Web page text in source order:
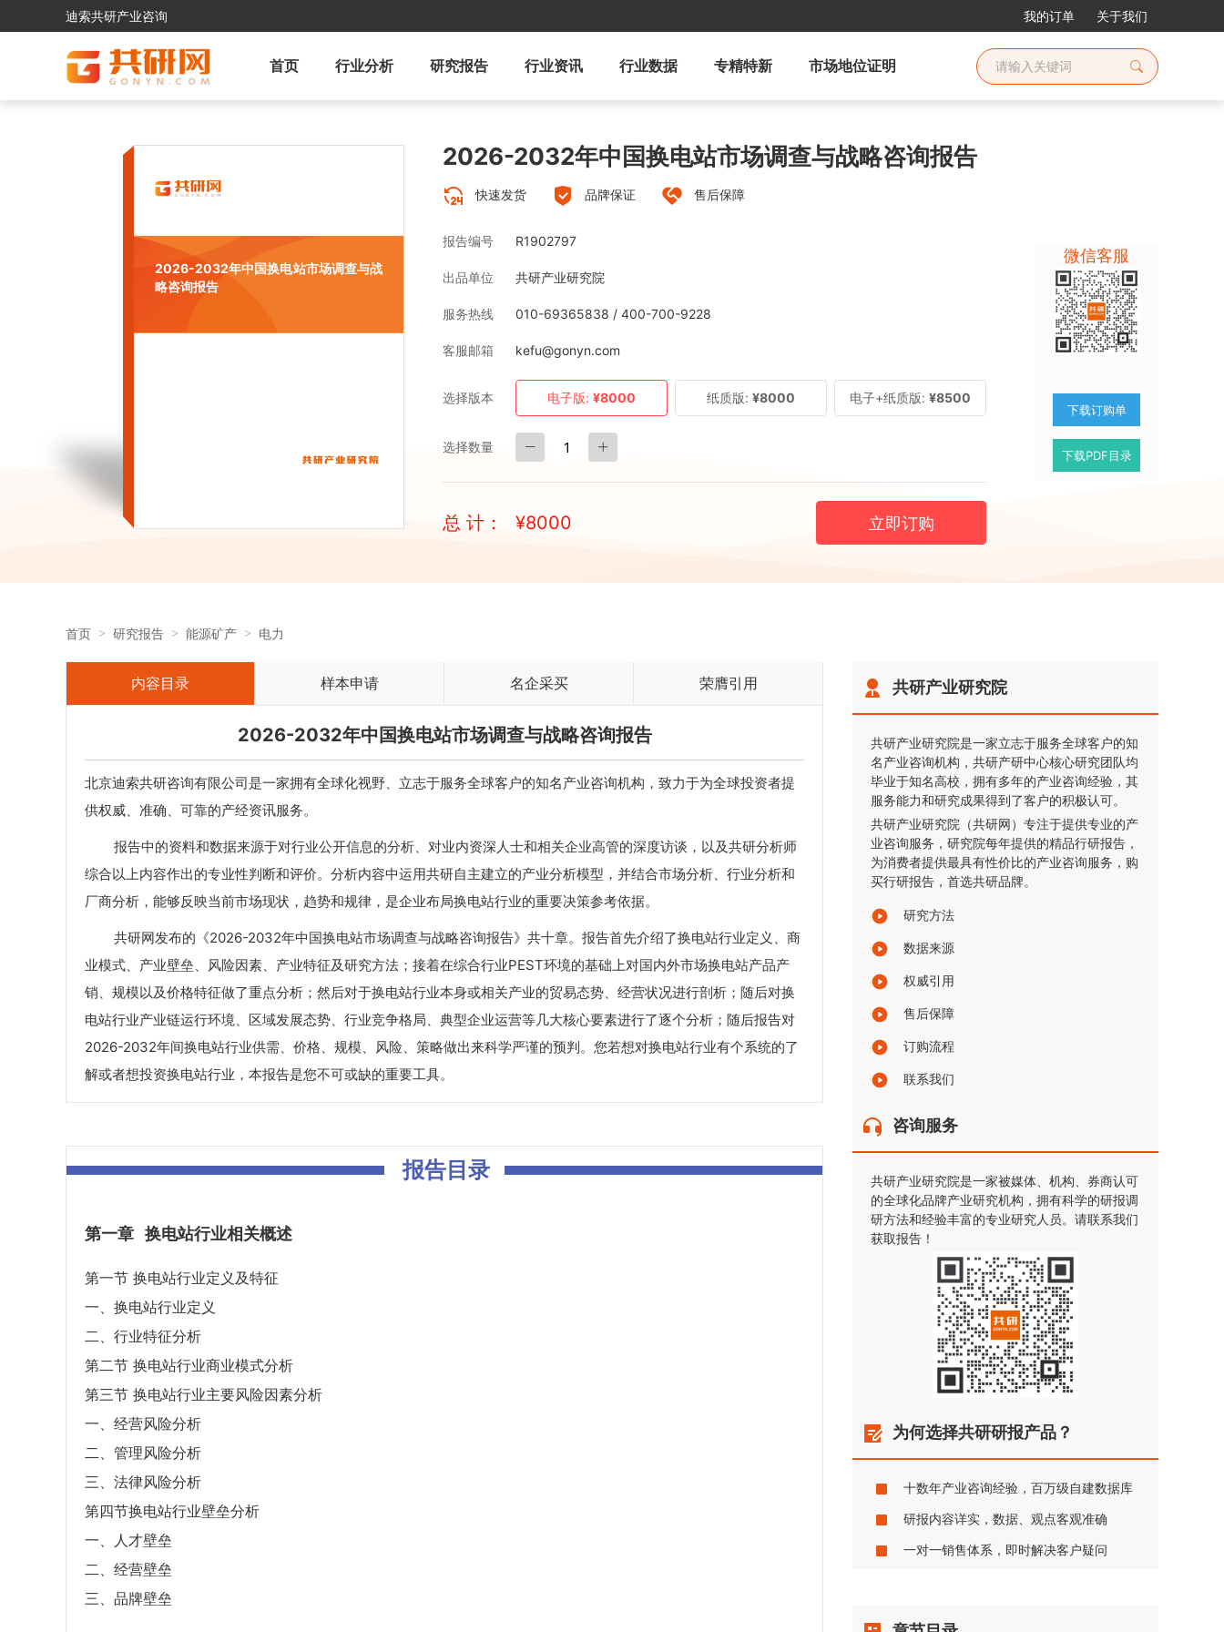
迪索共研产业咨询 我的订单 关于我们
首页 行业分析 研究报告 行业资讯 行业数据 专精特新 市场地位证明
2026-2032年中国换电站市场调查与战
略咨询报告
2026-2032年中国换电站市场调查与战略咨询报告
快速发货 品牌保证 售后保障
报告编号 R1902797
出品单位 共研产业研究院
服务热线 010-69365838 / 400-700-9228
客服邮箱 kefu@gonyn.com
选择版本 电子版: ¥8000 纸质版: ¥8000 电子+纸质版: ¥8500
选择数量
总 计： ¥8000 立即订购
微信客服
下载订购单
下载PDF目录
首页 研究报告 能源矿产 电力
内容目录 样本申请 名企采买 荣膺引用
2026-2032年中国换电站市场调查与战略咨询报告
北京迪索共研咨询有限公司是一家拥有全球化视野、立志于服务全球客户的知名产业咨询机构，致力于为全球投资者提
供权威、准确、可靠的产经资讯服务。
报告中的资料和数据来源于对行业公开信息的分析、对业内资深人士和相关企业高管的深度访谈，以及共研分析师
综合以上内容作出的专业性判断和评价。分析内容中运用共研自主建立的产业分析模型，并结合市场分析、行业分析和
厂商分析，能够反映当前市场现状，趋势和规律，是企业布局换电站行业的重要决策参考依据。
共研网发布的《2026-2032年中国换电站市场调查与战略咨询报告》共十章。报告首先介绍了换电站行业定义、商
业模式、产业壁垒、风险因素、产业特征及研究方法；接着在综合行业PEST环境的基础上对国内外市场换电站产品产
销、规模以及价格特征做了重点分析；然后对于换电站行业本身或相关产业的贸易态势、经营状况进行剖析；随后对换
电站行业产业链运行环境、区域发展态势、行业竞争格局、典型企业运营等几大核心要素进行了逐个分析；随后报告对
2026-2032年间换电站行业供需、价格、规模、风险、策略做出来科学严谨的预判。您若想对换电站行业有个系统的了
解或者想投资换电站行业，本报告是您不可或缺的重要工具。
报告目录
第一章 换电站行业相关概述
第一节 换电站行业定义及特征
一、换电站行业定义
二、行业特征分析
第二节 换电站行业商业模式分析
第三节 换电站行业主要风险因素分析
一、经营风险分析
二、管理风险分析
三、法律风险分析
第四节换电站行业壁垒分析
一、人才壁垒
二、经营壁垒
三、品牌壁垒
共研产业研究院
共研产业研究院是一家立志于服务全球客户的知
名产业咨询机构，共研产研中心核心研究团队均
毕业于知名高校，拥有多年的产业咨询经验，其
服务能力和研究成果得到了客户的积极认可。
共研产业研究院（共研网）专注于提供专业的产
业咨询服务，研究院每年提供的精品行研报告，
为消费者提供最具有性价比的产业咨询服务，购
买行研报告，首选共研品牌。
研究方法
数据来源
权威引用
售后保障
订购流程
联系我们
咨询服务
共研产业研究院是一家被媒体、机构、券商认可
的全球化品牌产业研究机构，拥有科学的研报调
研方法和经验丰富的专业研究人员。请联系我们
获取报告！
为何选择共研研报产品？
十数年产业咨询经验，百万级自建数据库
研报内容详实，数据、观点客观准确
一对一销售体系，即时解决客户疑问